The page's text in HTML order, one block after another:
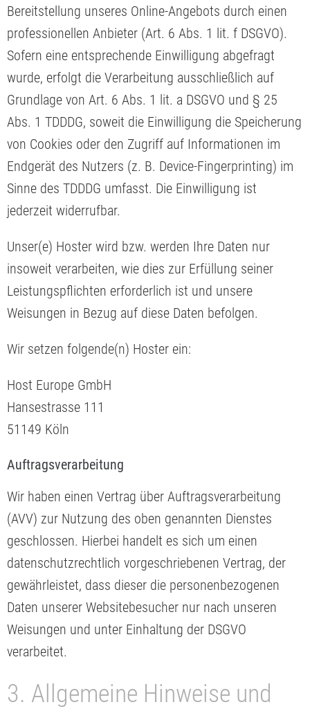
Bereitstellung unseres Online-Angebots durch einen
professionellen Anbieter (Art. 6 Abs. 1 lit. f DSGVO).
Sofern eine entsprechende Einwilligung abgefragt
wurde, erfolgt die Verarbeitung ausschließlich auf
Grundlage von Art. 6 Abs. 1 lit. a DSGVO und § 25
Abs. 1 TDDDG, soweit die Einwilligung die Speicherung
von Cookies oder den Zugriff auf Informationen im
Endgerät des Nutzers (z. B. Device-Fingerprinting) im
Sinne des TDDDG umfasst. Die Einwilligung ist
jederzeit widerrufbar.
Unser(e) Hoster wird bzw. werden Ihre Daten nur
insoweit verarbeiten, wie dies zur Erfüllung seiner
Leistungspflichten erforderlich ist und unsere
Weisungen in Bezug auf diese Daten befolgen.
Wir setzen folgende(n) Hoster ein:
Host Europe GmbH
Hansestrasse 111
51149 Köln
Auftragsverarbeitung
Wir haben einen Vertrag über Auftragsverarbeitung
(AVV) zur Nutzung des oben genannten Dienstes
geschlossen. Hierbei handelt es sich um einen
datenschutzrechtlich vorgeschriebenen Vertrag, der
gewährleistet, dass dieser die personenbezogenen
Daten unserer Websitebesucher nur nach unseren
Weisungen und unter Einhaltung der DSGVO
verarbeitet.
3. Allgemeine Hinweise und